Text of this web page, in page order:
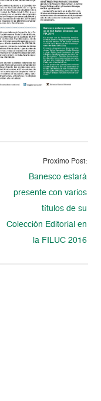
Proximo Post:
Banesco estará
presente con varios
títulos de su
Colección Editorial en
la FILUC 2016